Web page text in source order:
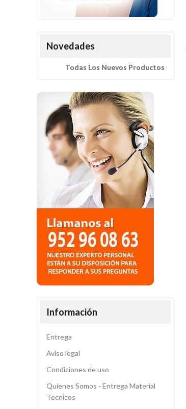
Novedades
Todas Los Nuevos Productos
Información
Entrega
Aviso legal
Condiciones de uso
Quienes Somos - Entrega Material
Tecnicos